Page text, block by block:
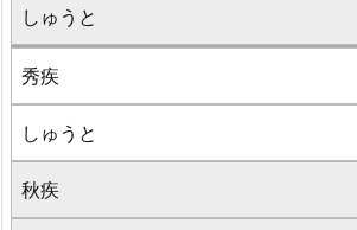
しゅうと
秀疾
しゅうと
秋疾